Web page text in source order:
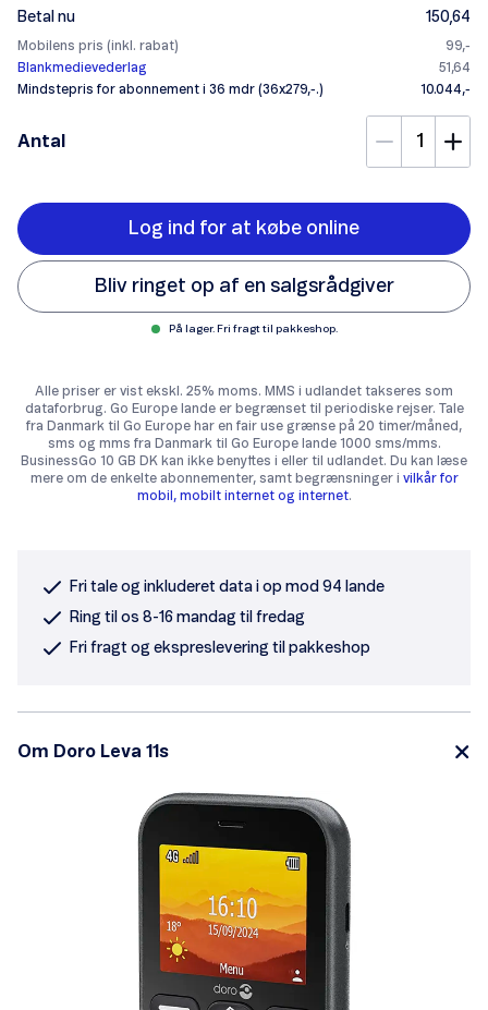
Betal nu 150,64
Mobilens pris (inkl. rabat)
99,-
Blankmedievederlag
51,64
Mindstepris for abonnement i 36 mdr (36x279,-.)
10.044,-
Antal
Log ind for at købe online
Bliv ringet op af en salgsrådgiver
På lager. Fri fragt til pakkeshop.
Alle priser er vist ekskl. 25% moms. MMS i udlandet takseres som
dataforbrug. Go Europe lande er begrænset til periodiske rejser. Tale
fra Danmark til Go Europe har en fair use grænse på 20 timer/måned,
sms og mms fra Danmark til Go Europe lande 1000 sms/mms.
BusinessGo 10 GB DK kan ikke benyttes i eller til udlandet. Du kan læse
mere om de enkelte abonnementer, samt begrænsninger i vilkår for
mobil, mobilt internet og internet.
Fri tale og inkluderet data i op mod 94 lande
Ring til os 8-16 mandag til fredag
Fri fragt og ekspreslevering til pakkeshop
Om Doro Leva 11s